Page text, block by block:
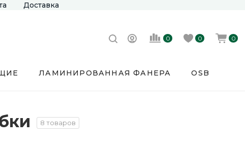
Доставка
0 0 0
ЛАМИНИРОВАННАЯ ФАНЕРА OSB
8 товаров